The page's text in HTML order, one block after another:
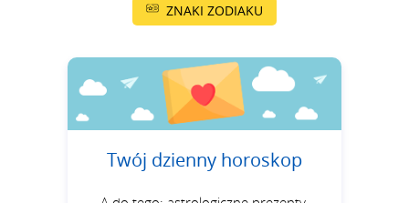
ZNAKI ZODIAKU
Twój dzienny horoskop